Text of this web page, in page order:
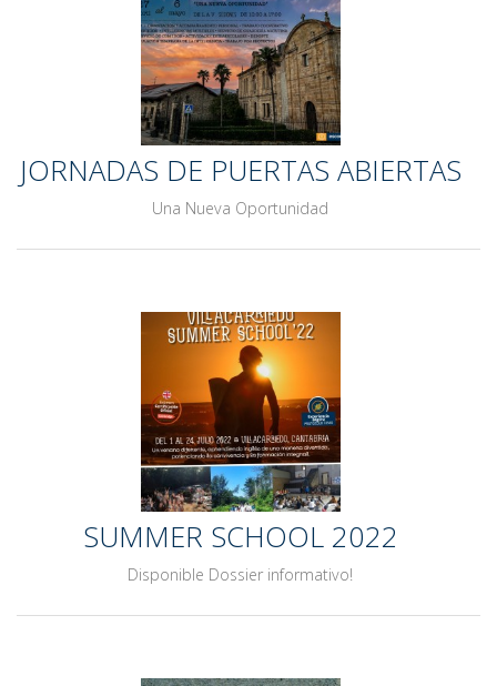
JORNADAS DE PUERTAS ABIERTAS
Una Nueva Oportunidad
SUMMER SCHOOL 2022
Disponible Dossier informativo!